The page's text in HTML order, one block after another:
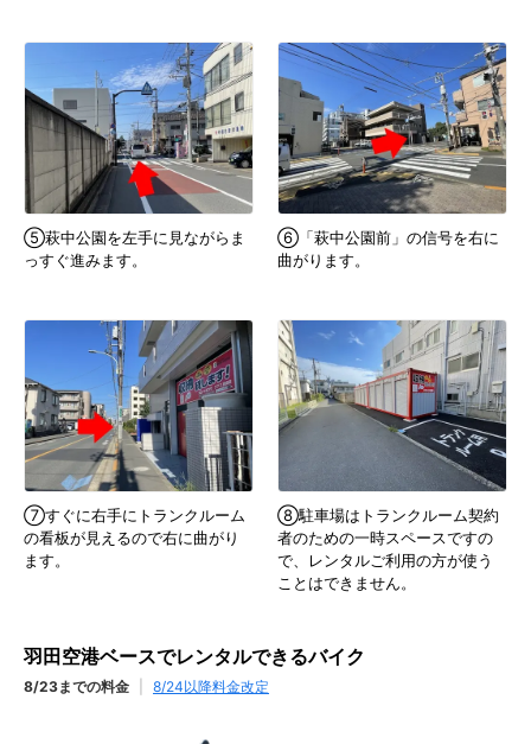
⑤萩中公園を左手に見ながらま
っすぐ進みます。
⑥「萩中公園前」の信号を右に
曲がります。
⑦すぐに右手にトランクルーム
の看板が見えるので右に曲がり
ます。
⑧駐車場はトランクルーム契約
者のための一時スペースですの
で、レンタルご利用の方が使う
ことはできません。
羽田空港ベースでレンタルできるバイク
8/23までの料金 8/24以降料金改定